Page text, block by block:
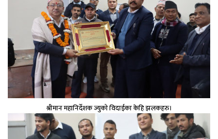
श्रीमान महानिर्देशक ज्युको विदाईका केहि झलकहरु।